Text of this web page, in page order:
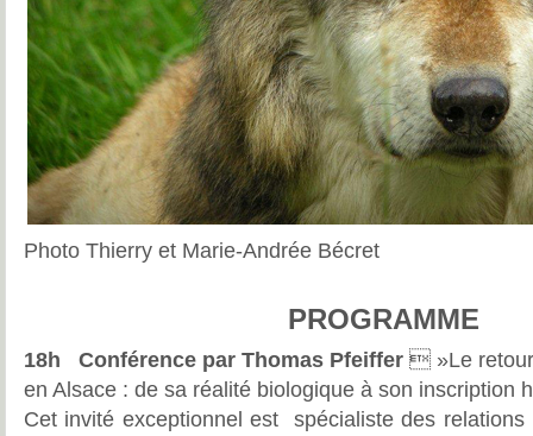
Photo Thierry et Marie-Andrée Bécret
PROGRAMME
18h Conférence par Thomas Pfeiffer  »Le
en Alsace : de sa réalité biologique à son inscription
Cet invité exceptionnel est spécialiste des relations